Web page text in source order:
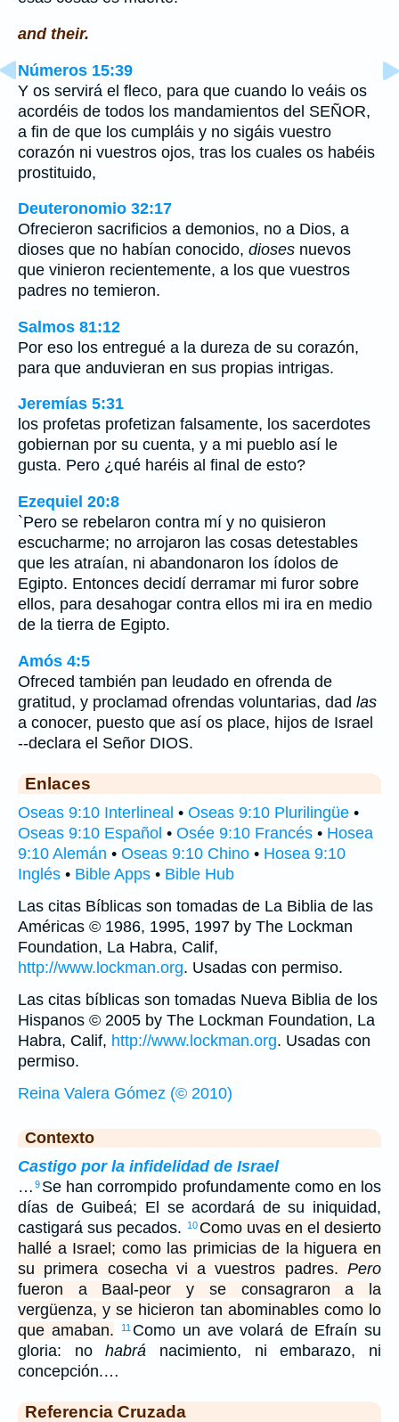
and their.
Números 15:39
Y os servirá el fleco, para que cuando lo veáis os
acordéis de todos los mandamientos del SEÑOR,
a fin de que los cumpláis y no sigáis vuestro
corazón ni vuestros ojos, tras los cuales os habéis
prostituido,
Deuteronomio 32:17
Ofrecieron sacrificios a demonios, no a Dios, a
dioses que no habían conocido, dioses nuevos
que vinieron recientemente, a los que vuestros
padres no temieron.
Salmos 81:12
Por eso los entregué a la dureza de su corazón,
para que anduvieran en sus propias intrigas.
Jeremías 5:31
los profetas profetizan falsamente, los sacerdotes
gobiernan por su cuenta, y a mi pueblo así le
gusta. Pero ¿qué haréis al final de esto?
Ezequiel 20:8
`Pero se rebelaron contra mí y no quisieron
escucharme; no arrojaron las cosas detestables
que les atraían, ni abandonaron los ídolos de
Egipto. Entonces decidí derramar mi furor sobre
ellos, para desahogar contra ellos mi ira en medio
de la tierra de Egipto.
Amós 4:5
Ofreced también pan leudado en ofrenda de
gratitud, y proclamad ofrendas voluntarias, dad las
a conocer, puesto que así os place, hijos de Israel
--declara el Señor DIOS.
Enlaces
Oseas 9:10 Interlineal • Oseas 9:10 Plurilingüe •
Oseas 9:10 Español • Osée 9:10 Francés • Hosea
9:10 Alemán • Oseas 9:10 Chino • Hosea 9:10
Inglés • Bible Apps • Bible Hub
Las citas Bíblicas son tomadas de La Biblia de las
Américas © 1986, 1995, 1997 by The Lockman
Foundation, La Habra, Calif,
http://www.lockman.org. Usadas con permiso.
Las citas bíblicas son tomadas Nueva Biblia de los
Hispanos © 2005 by The Lockman Foundation, La
Habra, Calif, http://www.lockman.org. Usadas con
permiso.
Reina Valera Gómez (© 2010)
Contexto
Castigo por la infidelidad de Israel
… 9 Se han corrompido profundamente como en los
días de Guibeá; El se acordará de su iniquidad,
castigará sus pecados.
10 Como uvas en el desierto
hallé a Israel; como las primicias de la higuera en
su primera cosecha vi a vuestros padres. Pero
fueron a Baal-peor y se consagraron a la
vergüenza, y se hicieron tan abominables como lo
que amaban.
11 Como un ave volará de Efraín su
gloria: nohabrá nacimiento, ni embarazo, ni
concepción.…
Referencia Cruzada